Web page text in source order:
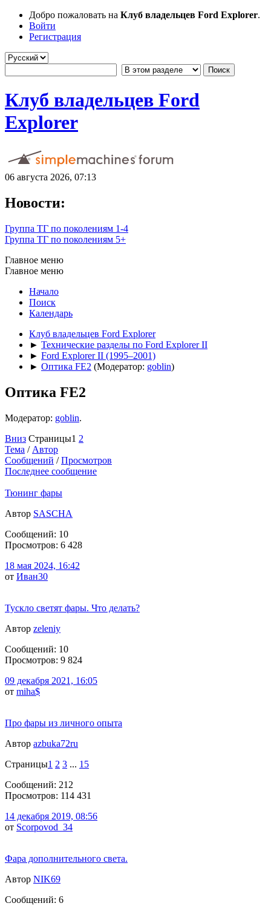
Добро пожаловать на Клуб владельцев Ford Explorer.
Войти
Регистрация
Клуб владельцев Ford
Explorer
06 августа 2026, 07:13
Новости:
Группа ТГ по поколениям 1-4
Группа ТГ по поколениям 5+
Главное меню
Главное меню
Начало
Поиск
Календарь
Клуб владельцев Ford Explorer
► Технические разделы по Ford Explorer II
► Ford Explorer II (1995–2001)
► Оптика FE2 (Модератор: goblin)
Оптика FE2
Модератор: goblin.
Вниз Страницы1 2
Тема / Автор
Сообщений /Просмотров
Последнее сообщение
Тюнинг фары
Автор SASCHA
Сообщений: 10
Просмотров: 6 428
18 мая 2024, 16:42
от Иван30
Тускло светят фары. Что делать?
Автор zeleniy
Сообщений: 10
Просмотров: 9 824
09 декабря 2021, 16:05
от miha$
Про фары из личного опыта
Автор azbuka72ru
Страницы1 2 3 ... 15
Сообщений: 212
Просмотров: 114 431
14 декабря 2019, 08:56
от Scorpovod_34
Фара дополнительного света.
Автор NIK69
Сообщений: 6